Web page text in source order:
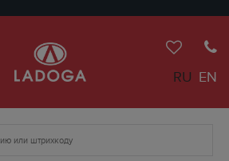
RU EN